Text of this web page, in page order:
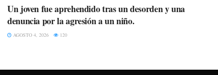
Un joven fue aprehendido tras un desorden y una
denuncia por la agresión a un niño.
AGOSTO 4, 2026 120